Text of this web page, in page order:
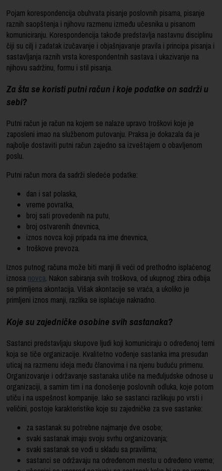
Pojam korespondencija obuhvata pisanje poslovnih pisama, pisanje
raznih saopštenja i njihovu razmenu između učesnika u pisanom
komuniciranju. Korespondencija takođe predstavlja nastavnu disciplinu
čiji su cilj i zadatak izučavanje i objašnjavanje pravila i principa pisanja i
sastavljanja raznih vrsta korespondentnih sastava i ukazivanje na
njihovu sadržinu, formu i stil pisanja.
Za šta se koristi putni račun i koje podatke on sadrži u
sebi?
Putni račun je račun na kojem se nalaze upravo troškovi koje je
zaposleni imao na službenom putovanju. Praksa je dokazala da je
najbolje dostaviti putni račun zajedno sa izveštajem o obavljenom
poslu.
Putni račun mora da sadrži sledeće podatke:
dan i sat polaska,
vreme povratka,
broj sati provedenih na putu,
broj ostvarenih dnevnica,
iznos novca koji pripada na ime dnevnica,
troškove prevoza.
Iznos putnog računa može biti manji ili veći od prethodno isplaćenog
iznosa novca. Nakon sabiranja svih troškova, od ukupnog zbira odbija
se primljena akontacija. Višak akontacije se vraća, a ukoliko je
primljeni iznos manji, razlika se isplaćuje naknadno.
Koje su zajedničke osobine svih sastanaka?
Sastanci predstavljaju skupove ljudi koji komuniciraju o određenoj temi
koja se tiče organizacije. Kvalitetno vođenje sastanka ima presudan
uticaj na razmenu ideja među članovima i na njenu buduću primenu.
Organizovanje i održavanje sastanaka utiče na međuljudske odnose u
organizaciji, a samim tim i na donošenje poslovnih odluka, koje potom
utiču i na uspešnost kompanije. Iako se sastanci razlikuju po vrsti i
veličini, postoje karakteristike koje su zajedničke za sve sastanke:
za sastanak su potrebne najmanje dve osobe;
svaki sastanak imaju svoju svrhu organizovanja;
svaki sastanak se vodi u skladu sa pravilima;
sastanci se održavaju na određenom mestu u određeno vreme;